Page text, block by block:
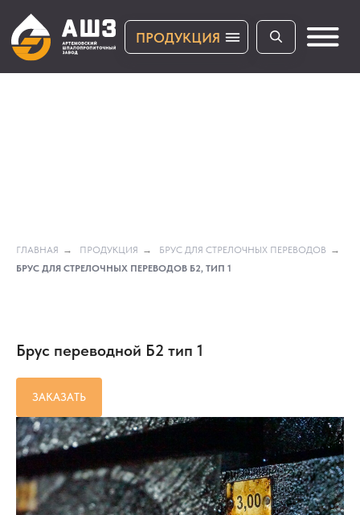
ПРОДУКЦИЯ
ГЛАВНАЯ → ПРОДУКЦИЯ → БРУС ДЛЯ СТРЕЛОЧНЫХ ПЕРЕВОДОВ →
БРУС ДЛЯ СТРЕЛОЧНЫХ ПЕРЕВОДОВ Б2, ТИП 1
Брус переводной Б2 тип 1
ЗАКАЗАТЬ